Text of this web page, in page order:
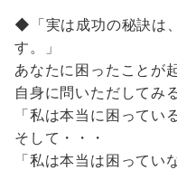
◆「実は成功の秘訣は
す。」
あなたに困ったことが
自身に問いただしてみ
「私は本当に困ってい
そして・・・
「私は本当は困ってい